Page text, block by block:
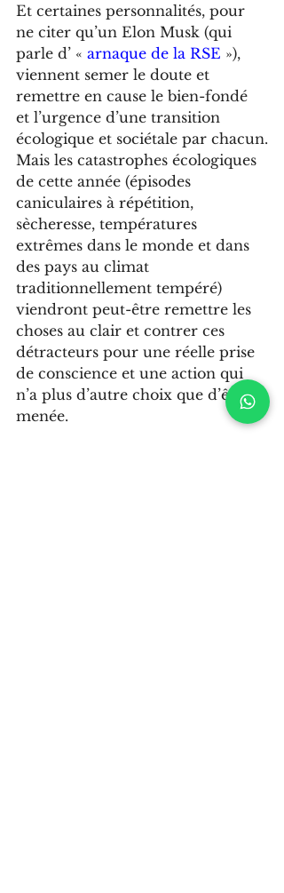
Et certaines personnalités, pour
ne citer qu’un Elon Musk (qui
parle d’ « arnaque de la RSE »),
viennent semer le doute et
remettre en cause le bien-fondé
et l’urgence d’une transition
écologique et sociétale par chacun.
Mais les catastrophes écologiques
de cette année (épisodes
caniculaires à répétition,
sècheresse, températures
extrêmes dans le monde et dans
des pays au climat
traditionnellement tempéré)
viendront peut-être remettre les
choses au clair et contrer ces
détracteurs pour une réelle prise
de conscience et une action qui
n’a plus d’autre choix que d’être
menée.